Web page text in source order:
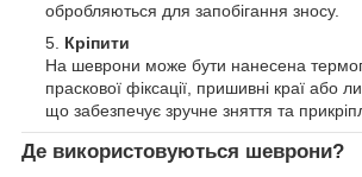
обробляються для запобігання зносу.
Кріпити
На шеврони може бути нанесена
праскової фіксації, пришивні краї або
що забезпечує зручне зняття та
Де використовуються шеврони?